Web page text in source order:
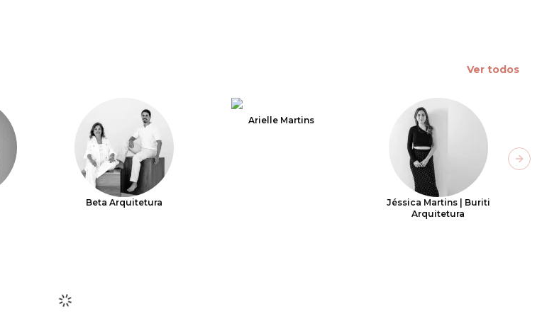
Ver todos
Beta Arquitetura
Arielle Martins
Jéssica Martins | Buriti
Arquitetura